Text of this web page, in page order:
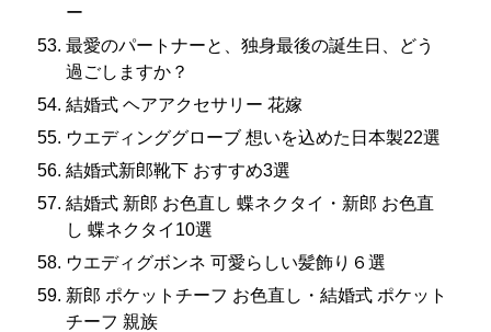
ー
最愛のパートナーと、独身最後の誕生日、どう
過ごしますか？
結婚式 ヘアアクセサリー 花嫁
ウエディンググローブ 想いを込めた日本製22選
結婚式新郎靴下 おすすめ3選
結婚式 新郎 お色直し 蝶ネクタイ・新郎 お色直
し 蝶ネクタイ10選
ウエディグボンネ 可愛らしい髪飾り６選
新郎 ポケットチーフ お色直し・結婚式 ポケット
チーフ 親族